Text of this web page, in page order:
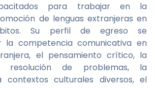
para trabajar en la
de lenguas extranjeras en
Su perfil de egreso se
la competencia comunicativa en
el pensamiento crítico, la
resolución de problemas, la
contextos culturales diversos, el